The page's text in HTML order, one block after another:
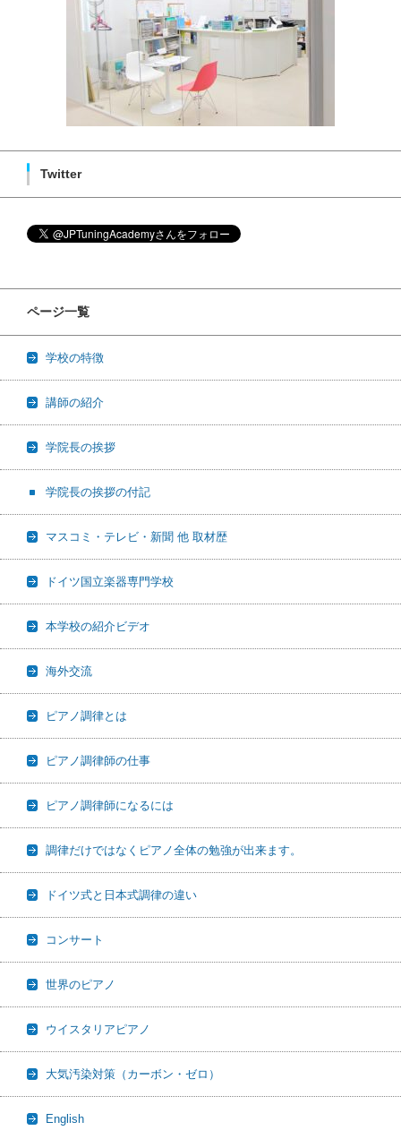
Twitter
ページ一覧
学校の特徴
講師の紹介
学院長の挨拶
学院長の挨拶の付記
マスコミ・テレビ・新聞 他 取材歴
ドイツ国立楽器専門学校
本学校の紹介ビデオ
海外交流
ピアノ調律とは
ピアノ調律師の仕事
ピアノ調律師になるには
調律だけではなくピアノ全体の勉強が出来ます。
ドイツ式と日本式調律の違い
コンサート
世界のピアノ
ウイスタリアピアノ
大気汚染対策（カーボン・ゼロ）
English